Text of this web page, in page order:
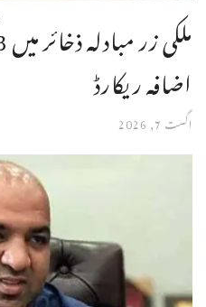
اضافہ ریکارڈ
اگست 7, 2026